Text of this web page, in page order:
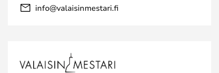
info@valaisinmestari.fi